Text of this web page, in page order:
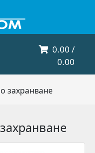
0.00 /
0.00
захранване